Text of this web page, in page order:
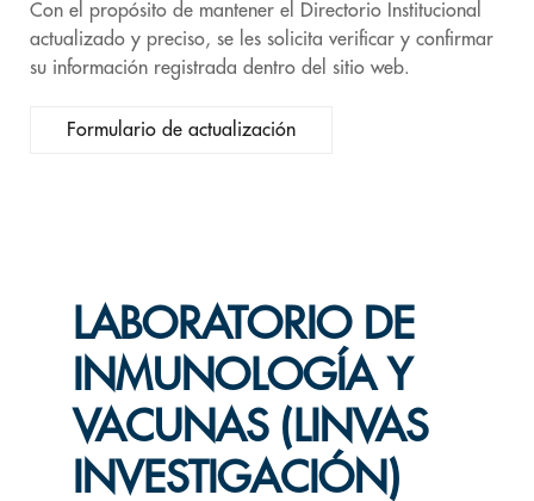
Con el propósito de mantener el Directorio Institucional
actualizado y preciso, se les solicita verificar y confirmar
su información registrada dentro del sitio web.
Formulario de actualización
LABORATORIO DE
INMUNOLOGÍA Y
VACUNAS (LINVAS
INVESTIGACIÓN)